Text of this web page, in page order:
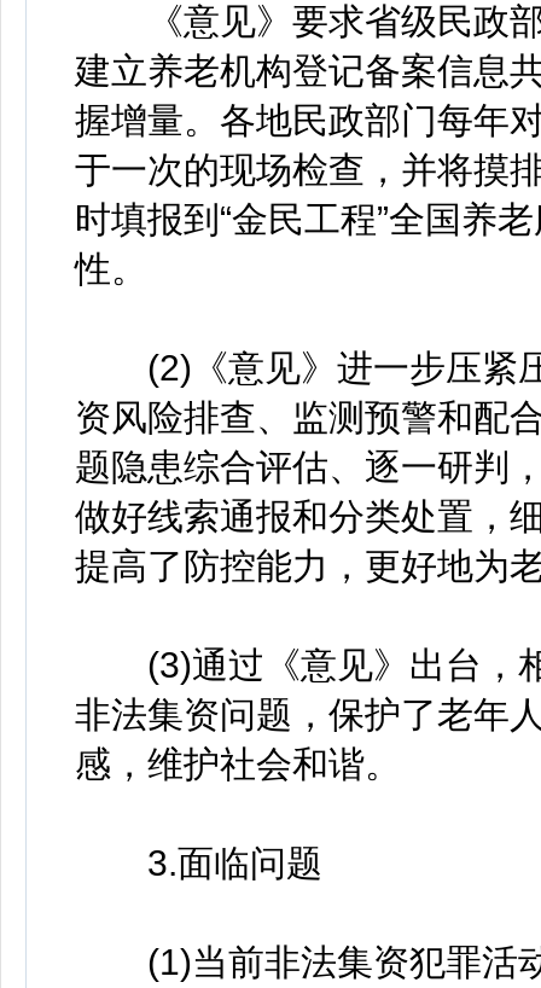
《意见》要求省级民政部
建立养老机构登记备案信息
握增量。各地民政部门每年
于一次的现场检查，并将摸
时填报到“金民工程”全国养
性。
(2)《意见》进一步压紧
资风险排查、监测预警和配
题隐患综合评估、逐一研判
做好线索通报和分类处置，
提高了防控能力，更好地为
(3)通过《意见》出台，
非法集资问题，保护了老年
感，维护社会和谐。
3.面临问题
(1)当前非法集资犯罪活